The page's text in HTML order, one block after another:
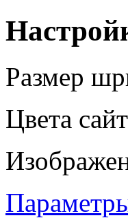
Размер
Цвета